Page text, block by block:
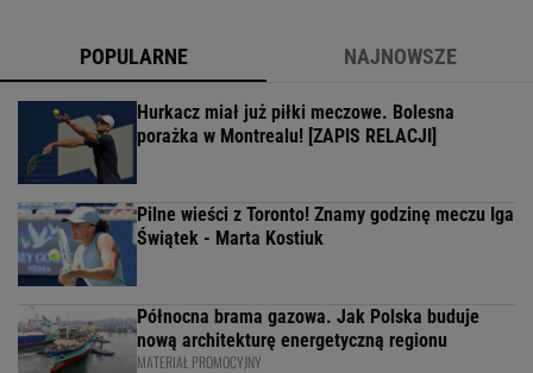
POPULARNE NAJNOWSZE
Hurkacz miał już piłki meczowe. Bolesna
porażka w Montrealu! [ZAPIS RELACJI]
Pilne wieści z Toronto! Znamy godzinę meczu Iga
Świątek - Marta Kostiuk
Północna brama gazowa. Jak Polska buduje
nową architekturę energetyczną regionu
MATERIAŁ PROMOCYJNY